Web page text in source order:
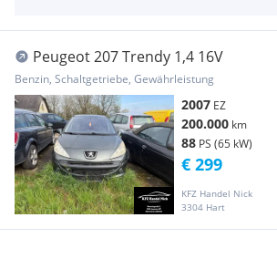
Peugeot 207 Trendy 1,4 16V
Benzin, Schaltgetriebe, Gewährleistung
2007 EZ
200.000 km
88 PS (65 kW)
KFZ Handel Nick
3304 Hart
€ 299